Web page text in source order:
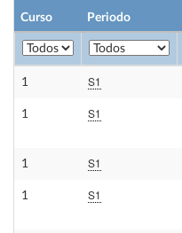
Curso Periodo
1 S1
1 S1
1 S1
1 S1